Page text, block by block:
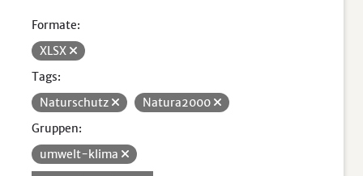
Formate:
XLSX
Tags:
Naturschutz
Natura2000
Gruppen:
umwelt-klima